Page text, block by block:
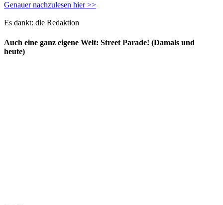
Genauer nachzulesen hier >>
Es dankt: die Redaktion
Auch eine ganz eigene Welt: Street Parade! (Damals und
heute)